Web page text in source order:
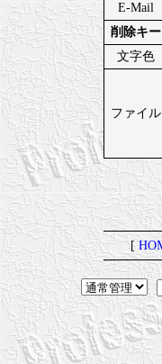
E-Mail
削除キー
文字色
ファイル
[